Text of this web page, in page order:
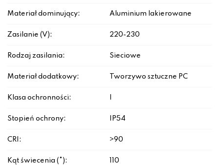
Materiał dominujący: Aluminium lakierowane
Zasilanie (V): 220-230
Rodzaj zasilania: Sieciowe
Materiał dodatkowy: Tworzywo sztuczne PC
Klasa ochronności:
Stopień ochrony: IP54
CRI: >90
Kąt świecenia (°): 110